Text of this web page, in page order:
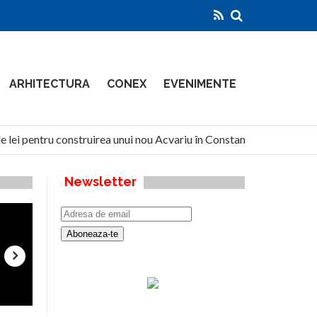
ARHITECTURA CONEX EVENIMENTE
pentru construirea unui nou Acvariu în Constanța
Newsletter